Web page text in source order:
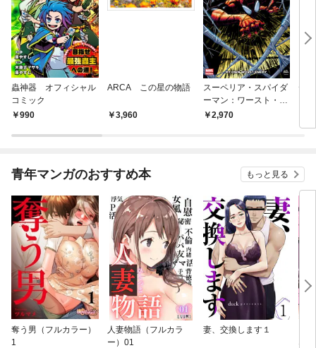
蟲神器 オフィシャル
コミック
990
ARCA この星の物語
3,960
スーペリア・スパイダ
ーマン：ワースト・エ
ネミー
2,970
デ
青年マンガのおすすめ本 もっと見る
奪う男（フルカラー）
1
人妻物語（フルカラ
ー）01
妻、交換します１
な